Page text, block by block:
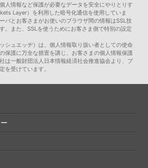
人情報など保護が必要なデータを安全にやりとりす
Layer）を利用した暗号化通信を使用していま
バとお客さまがお使いのブラウザ間の情報はSSL技
。また、SSLを使うためにお客さま側で特別の設定
シュエッヂ）は、個人情報取り扱い者としての使命
保護に万全な措置を講じ、お客さまの個人情報保護
は一般財団法人日本情報経済社会推進協会より、プ
を受けています。